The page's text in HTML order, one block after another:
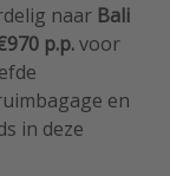
naar Bali
p.p.voor
en
in deze